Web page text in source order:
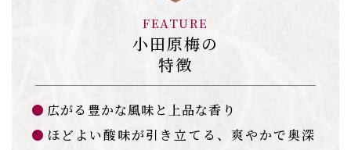
FEATURE
小田原梅の
​​​​​​​特徴
広がる豊かな風味と上品な香り
ほどよい酸味が引き立てる、爽やかで奥深